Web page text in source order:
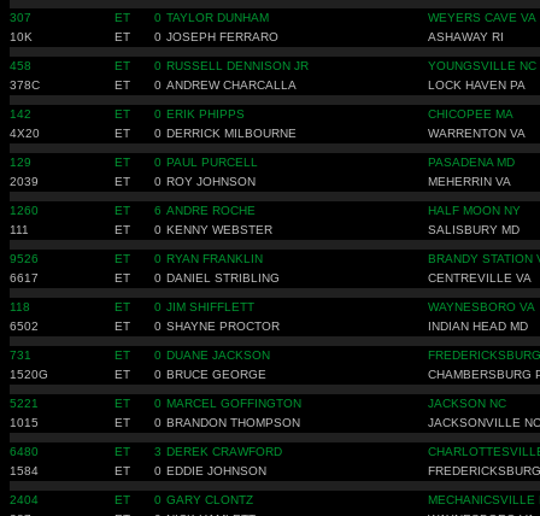
307 ET 0 TAYLOR DUNHAM
WEYERS CAVE VA
10K
ET 0 JOSEPH FERRARO ASHAWAY RI
458 ET 0 RUSSELL DENNISON JR
YOUNGSVILLE NC
378C
ET 0 ANDREW CHARCALLA LOCK HAVEN PA
142 ET 0 ERIK PHIPPS
CHICOPEE MA
4X20
ET 0 DERRICK MILBOURNE WARRENTON VA
129 ET 0 PAUL PURCELL
PASADENA MD
2039
ET 0 ROY JOHNSON MEHERRIN VA
1260 ET 6 ANDRE ROCHE
HALF MOON NY
111
ET 0 KENNY WEBSTER SALISBURY MD
9526 ET 0 RYAN FRANKLIN
BRANDY STATION
6617
ET 0 DANIEL STRIBLING CENTREVILLE VA
118 ET 0 JIM SHIFFLETT
WAYNESBORO VA
6502
ET 0 SHAYNE PROCTOR INDIAN HEAD MD
731 ET 0 DUANE JACKSON
1520G
ET 0 BRUCE GEORGE CHAMBERSBURG
5221 ET 0 MARCEL GOFFINGTON
JACKSON NC
1015
ET 0 BRANDON THOMPSON JACKSONVILLE NC
6480 ET 3 DEREK CRAWFORD
1584
ET 0 EDDIE JOHNSON
2404 ET 0 GARY CLONTZ
MECHANICSVILLE